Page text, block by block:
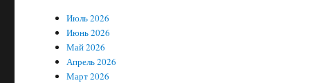
Июль 2026
Июнь 2026
Май 2026
Апрель 2026
Март 2026